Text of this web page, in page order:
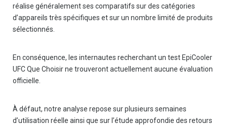
réalise généralement ses comparatifs sur des catégories
d’appareils très spécifiques et sur un nombre limité de produits
sélectionnés.
En conséquence, les internautes recherchant un test EpiCooler
UFC Que Choisir ne trouveront actuellement aucune évaluation
officielle.
À défaut, notre analyse repose sur plusieurs semaines
d’utilisation réelle ainsi que sur l’étude approfondie des retours